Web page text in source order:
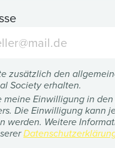
zusätzlich den
Society erhalten.
meine Einwilligung in
Die Einwilligung kann
werden. Weitere